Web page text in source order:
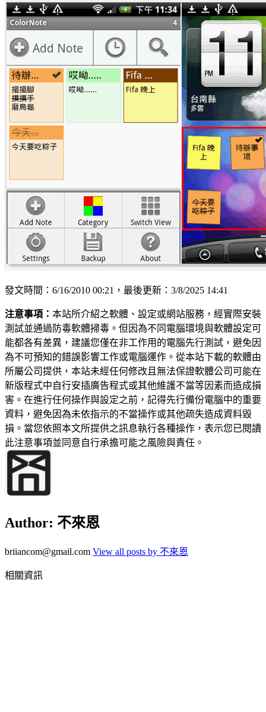
發文時間：6/16/2010 00:21，最後更新：3/8/2025 14:41
注意事項： 本站所介紹之軟體、設定或網站服務，經實際安裝
測試並通過防毒軟體掃毒。但因為不同電腦環境與軟體設定可
能都各有差異，建議您僅在非工作用的電腦先行測試，避免因
為不可預知的錯誤影響工作或電腦運作。從本站下載的軟體由
所屬公司提供，本站未經任何修改且無法保證軟體公司可能在
新版程式中自行安插廣告程式或其他維護不當等因素而造成損
害。在進行任何操作與設定之前，記得先行備份電腦中的重要
資料，避免因為未依指示的不當操作或其他疏失造成資料毀
損。當您依照本文所提供之訊息執行各種操作，表示您已閱讀
此注意事項並同意自行承擔可能之風險與責任。
Author: 不來恩
briiancom@gmail.com View all posts by 不來恩
相關資訊